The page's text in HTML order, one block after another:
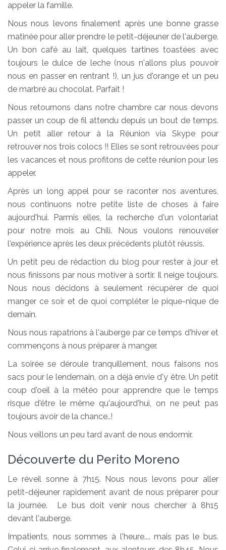
appeler la famille.
Nous nous levons finalement après une bonne grasse
matinée pour aller prendre le petit-déjeuner de l'auberge.
Un bon café au lait, quelques tartines toastées avec
toujours le dulce de leche (nous n'allons plus pouvoir
nous en passer en rentrant !), un jus d'orange et un peu
de marbré au chocolat. Parfait !
Nous retournons dans notre chambre car nous devons
passer un coup de fil attendu depuis un bout de temps.
Un petit aller retour à la Réunion via Skype pour
retrouver nos trois colocs !! Elles se sont retrouvées pour
les vacances et nous profitons de cette réunion pour les
appeler.
Après un long appel pour se raconter nos aventures,
nous continuons notre petite liste de choses à faire
aujourd'hui. Parmis elles, la recherche d'un volontariat
pour notre mois au Chili. Nous voulons renouveler
l'expérience après les deux précédents plutôt réussis.
Un petit peu de rédaction du blog pour rester à jour et
nous finissons par nous motiver à sortir. Il neige toujours.
Nous nous décidons à seulement récupérer de quoi
manger ce soir et de quoi compléter le pique-nique de
demain.
Nous nous rapatrions à l'auberge par ce temps d'hiver et
commençons à nous préparer à manger.
La soirée se déroule tranquillement, nous faisons nos
sacs pour le lendemain, on a déjà envie d'y être. Un petit
coup d'oeil à la météo pour apprendre que le temps
risque d'être le même qu'aujourd'hui, on ne peut pas
toujours avoir de la chance..!
Nous veillons un peu tard avant de nous endormir.
Découverte du Perito Moreno
Le réveil sonne à 7h15. Nous nous levons pour aller
petit-déjeuner rapidement avant de nous préparer pour
la journée. Le bus doit venir nous chercher à 8h15
devant l'auberge.
Impatients, nous sommes à l'heure.... mais pas le bus.